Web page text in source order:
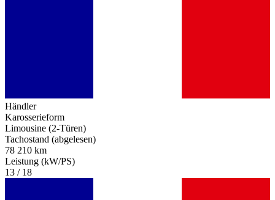
Händler
Karosserieform
Limousine (2-Türen)
Tachostand (abgelesen)
78 210 km
Leistung (kW/PS)
13 / 18